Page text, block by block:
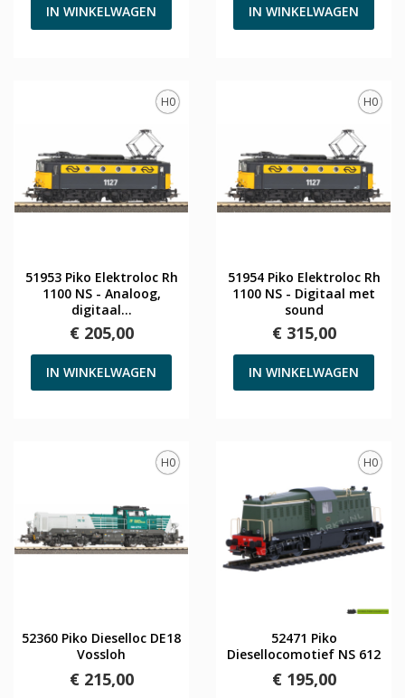
IN WINKELWAGEN IN WINKELWAGEN
H0
51953 Piko Elektroloc Rh
1100 NS - Analoog,
digitaal...
€ 205,00
IN WINKELWAGEN
H0
51954 Piko Elektroloc Rh
1100 NS - Digitaal met
sound
€ 315,00
IN WINKELWAGEN
H0
52360 Piko Dieselloc DE18
Vossloh
€ 215,00
H0
52471 Piko
Diesellocomotief NS 612
€ 195,00